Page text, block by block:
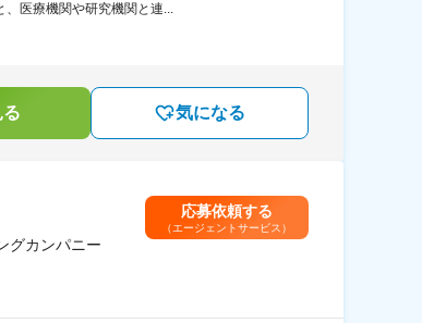
、医療機関や研究機関と連...
気になる
グカンパニー
応募依頼する
（エージェントサービス）